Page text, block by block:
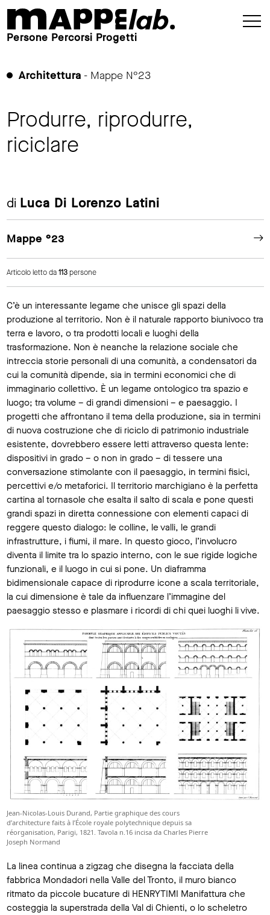
Persone Percorsi Progetti
Architettura - Mappe N°23
Produrre, riprodurre,
riciclare
di Luca Di Lorenzo Latini
Mappe °23
Articolo letto da113persone
C’è un interessante legame che unisce gli spazi della
produzione al territorio. Non è il naturale rapporto biunivoco tra
terra e lavoro, o tra prodotti locali e luoghi della
trasformazione. Non è neanche la relazione sociale che
intreccia storie personali di una comunità, a condensatori da
cui la comunità dipende, sia in termini economici che di
immaginario collettivo. È un legame ontologico tra spazio e
luogo; tra volume – di grandi dimensioni – e paesaggio. I
progetti che affrontano il tema della produzione, sia in termini
di nuova costruzione che di riciclo di patrimonio industriale
esistente, dovrebbero essere letti attraverso questa lente:
dispositivi in grado – o non in grado – di tessere una
conversazione stimolante con il paesaggio, in termini fisici,
percettivi e/o metaforici. Il territorio marchigiano è la perfetta
cartina al tornasole che esalta il salto di scala e pone questi
grandi spazi in diretta connessione con elementi capaci di
reggere questo dialogo: le colline, le valli, le grandi
infrastrutture, i fiumi, il mare. In questo gioco, l’involucro
diventa il limite tra lo spazio interno, con le sue rigide logiche
funzionali, e il luogo in cui si pone. Un diaframma
bidimensionale capace di riprodurre icone a scala territoriale,
la cui dimensione è tale da influenzare l’immagine del
paesaggio stesso e plasmare i ricordi di chi quei luoghi li vive.
Jean-Nicolas-Louis Durand, Partie graphique des cours
d’architecture faits à l’École royale polytechnique depuis sa
réorganisation, Parigi, 1821. Tavola n.16 incisa da Charles Pierre
Joseph Normand
La linea continua a zigzag che disegna la facciata della
fabbrica Mondadori nella Valle del Tronto, il muro bianco
ritmato da piccole bucature di HENRYTIMI Manifattura che
costeggia la superstrada della Val di Chienti, o lo scheletro